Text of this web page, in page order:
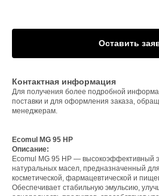
Оставить
Контактная информация
Для получения более подробной
поставки и для оформления заказа,
менеджерам.
Ecomul MG 95 HP
Описание:
Ecomul MG 95 HP — высокоэффективный
натуральных масел, предназначенный
косметической, фармацевтической и
Обеспечивает стабильную эмульсию,